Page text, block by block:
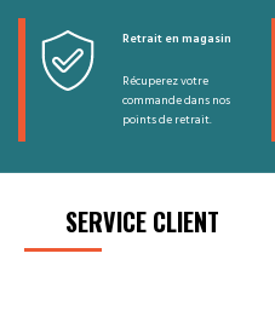
Retrait en magasin
Récuperez votre
commande dans nos
points de retrait.
SERVICE CLIENT